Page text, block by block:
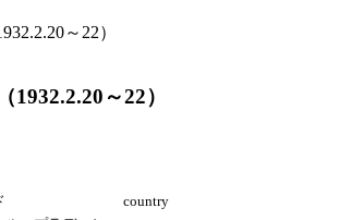
～22）
～22）
country